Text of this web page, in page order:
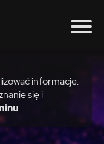
informacje.
się i
.